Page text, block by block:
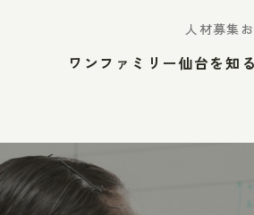
人材募集
ワンファミリー仙台を知